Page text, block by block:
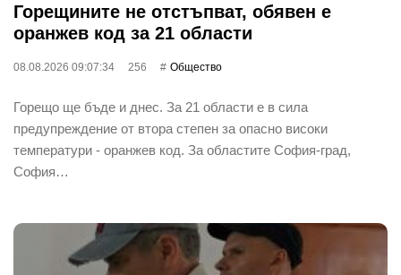
Горещините не отстъпват, обявен е
оранжев код за 21 области
08.08.2026 09:07:34 256 Общество
Горещо ще бъде и днес. За 21 области е в сила
предупреждение от втора степен за опасно високи
температури - оранжев код. За областите София-град,
София…